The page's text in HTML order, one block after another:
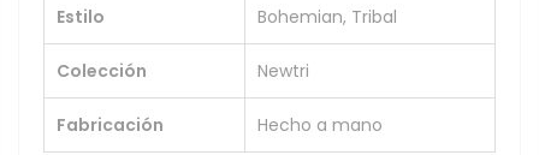
Estilo Bohemian, Tribal
Colección Newtri
Fabricación Hecho a mano